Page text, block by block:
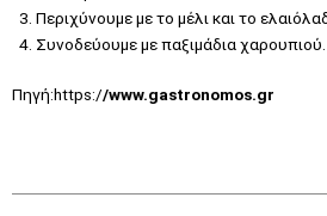
Περιχύνουμε με το μέλι και το
Συνοδεύουμε με παξιμάδια χαρουπιού.
Πηγή:https://www.gastronomos.gr